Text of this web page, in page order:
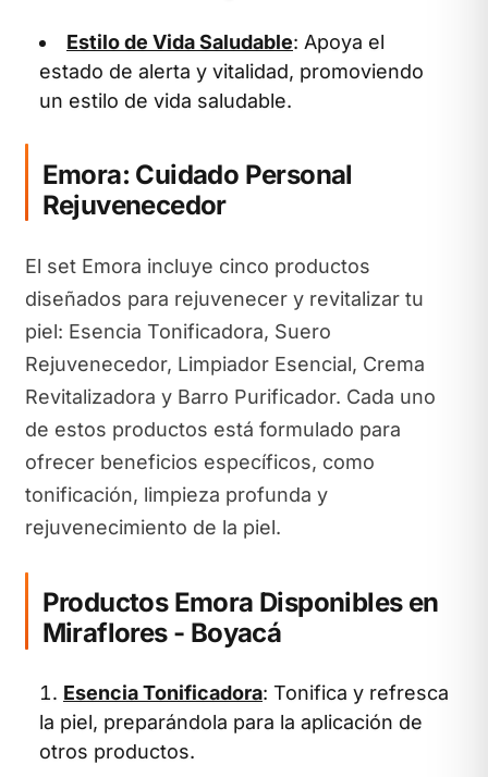
Estilo de Vida Saludable: Apoya el
estado de alerta y vitalidad, promoviendo
un estilo de vida saludable.
Emora: Cuidado Personal
Rejuvenecedor
El set Emora incluye cinco productos
diseñados para rejuvenecer y revitalizar tu
piel: Esencia Tonificadora, Suero
Rejuvenecedor, Limpiador Esencial, Crema
Revitalizadora y Barro Purificador. Cada uno
de estos productos está formulado para
ofrecer beneficios específicos, como
tonificación, limpieza profunda y
rejuvenecimiento de la piel.
Productos Emora Disponibles en
Miraflores - Boyacá
Esencia Tonificadora: Tonifica y refresca
la piel, preparándola para la aplicación de
otros productos.